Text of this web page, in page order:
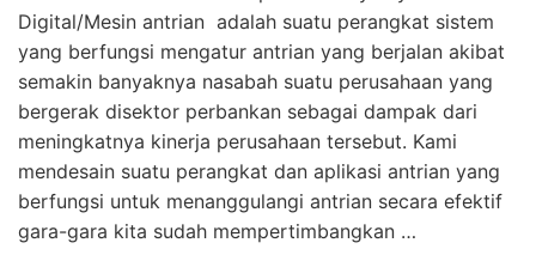
Digital/Mesin antrian adalah suatu perangkat sistem
yang berfungsi mengatur antrian yang berjalan akibat
semakin banyaknya nasabah suatu perusahaan yang
bergerak disektor perbankan sebagai dampak dari
meningkatnya kinerja perusahaan tersebut. Kami
mendesain suatu perangkat dan aplikasi antrian yang
berfungsi untuk menanggulangi antrian secara efektif
gara-gara kita sudah mempertimbangkan …